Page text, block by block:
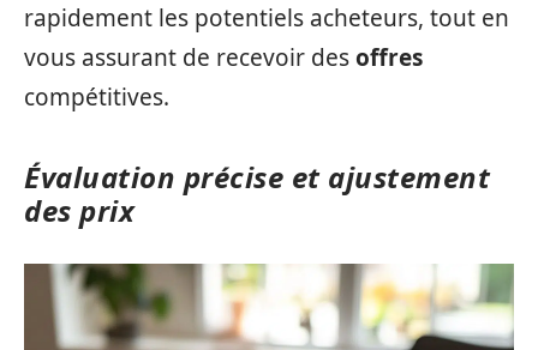
rapidement les potentiels acheteurs, tout en
vous assurant de recevoir desoffres
compétitives.
Évaluation précise et ajustement
des prix